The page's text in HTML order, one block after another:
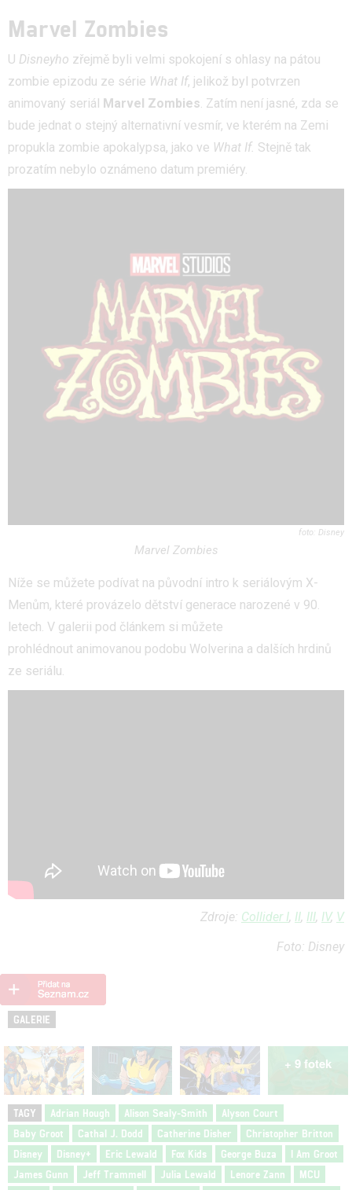
Marvel Zombies
U Disneyho zřejmě byli velmi spokojení s ohlasy na pátou
zombie epizodu ze série What If, jelikož byl potvrzen
animovaný seriál Marvel Zombies . Zatím není jasné, zda se
bude jednat o stejný alternativní vesmír, ve kterém na Zemi
propukla zombie apokalypsa, jako ve What If. Stejně tak
prozatím nebylo oznámeno datum premiéry.
Disney
Marvel Zombies
Níže se můžete podívat na původní intro k seriálovým X-
Menům, které provázelo dětství generace narozené v 90.
letech. V galerii pod článkem si můžete
prohlédnout animovanou podobu Wolverina a dalších hrdinů
ze seriálu.
Zdroje: Collider I, II, III, IV, V
Foto: Disney
GALERIE
+ 9 fotek
TAGY Adrian Hough Alison Sealy-Smith
Alyson Court
Baby Groot
Cathal J. Dodd Catherine Disher
Christopher Britton
Disney
Disney+ Eric Lewald Fox Kids George Buza
I Am Groot
James Gunn
Jeff Trammell Julia Lewald Lenore Zann
MCU